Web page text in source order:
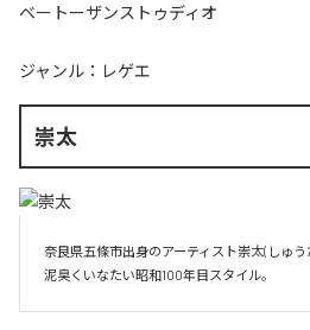
ベートーザンストゥディオ
ジャンル： レゲエ
崇太
奈良県五條市出身のアーティスト崇太(しゅう